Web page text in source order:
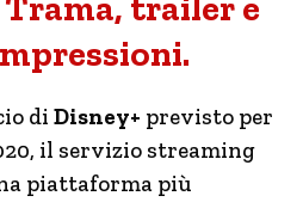
di Disney+ previsto per
il servizio streaming
piattaforma più